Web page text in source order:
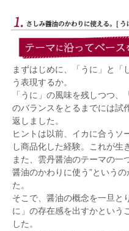
まずはじめに、「うに」と「
う表現するか。
「うに」の風味を残しつつ、
のバランスをとるまでには試
返しました。
ヒントは以前、イカに合うソ
し商品化した経験。これが生
また、雲丹醤油のテーマの一
醤油のかわりに使う”というの
た。
そこで、醤油の概念を一旦と
に」の存在感を出すかという
した。